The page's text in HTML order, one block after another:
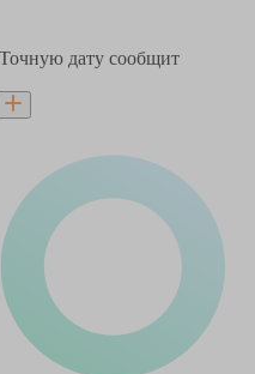
дату сообщит